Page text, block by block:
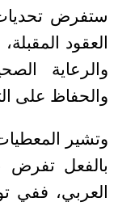
ستفرض
العقود
والرعاية
والحفاظ على
وتشير
بالفعل تفرض
العربي، ففي